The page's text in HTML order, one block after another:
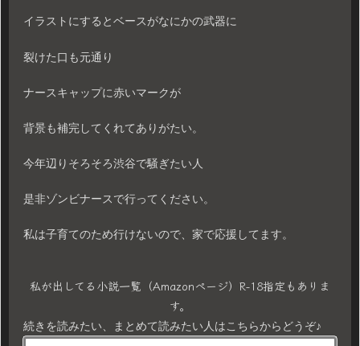
イラストにするとベースがなにかの武器に
裂けた口も元通り
ナースキャップに赤いマークが
背景も補完してくれてありがたい。
今年辺りそろそろ渋谷で騒ぎたい人
是非ゾンビナースで行ってください。
私は子育てのため行けないので、家で応援してます。
私が出してる小説一覧（Amazonページ）R-18指定もありま
す。
続きを読みたい、まとめて読みたい人はこちらからどうぞ♪